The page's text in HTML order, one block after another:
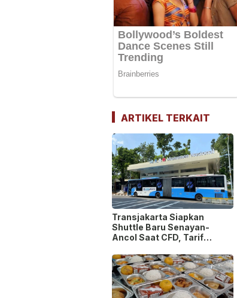
ARTIKEL TERKAIT
Transjakarta Siapkan
Shuttle Baru Senayan-
Ancol Saat CFD, Tarif